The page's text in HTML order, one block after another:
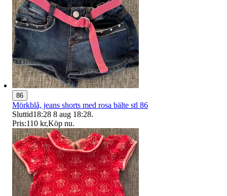
86
Mörkblå, jeans shorts med rosa bälte stl 86
Sluttid18:28 8 aug 18:28.
Pris:110 kr,Köp nu.